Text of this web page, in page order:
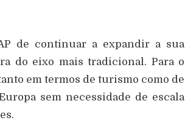
de continuar a expandir a sua
do eixo mais tradicional. Para o
em termos de turismo como de
sem necessidade de escala